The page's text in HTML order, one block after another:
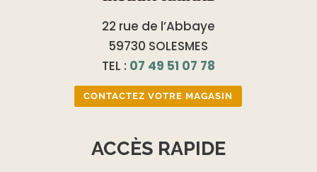
22 rue de l’Abbaye
59730 SOLESMES
TEL : 07 49 51 07 78
CONTACTEZ VOTRE MAGASIN
ACCÈS RAPIDE